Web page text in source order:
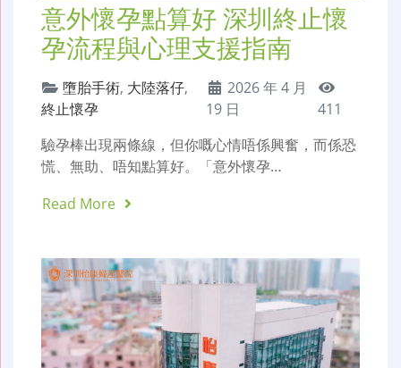
意外懷孕點算好 深圳終止懷
孕流程與心理支援指南
墮胎手術, 大陸落仔,
終止懷孕
2026 年 4 月
19 日
411
驗孕棒出現兩條線，但你嘅心情唔係興奮，而係恐
慌、無助、唔知點算好。「意外懷孕…
Read More